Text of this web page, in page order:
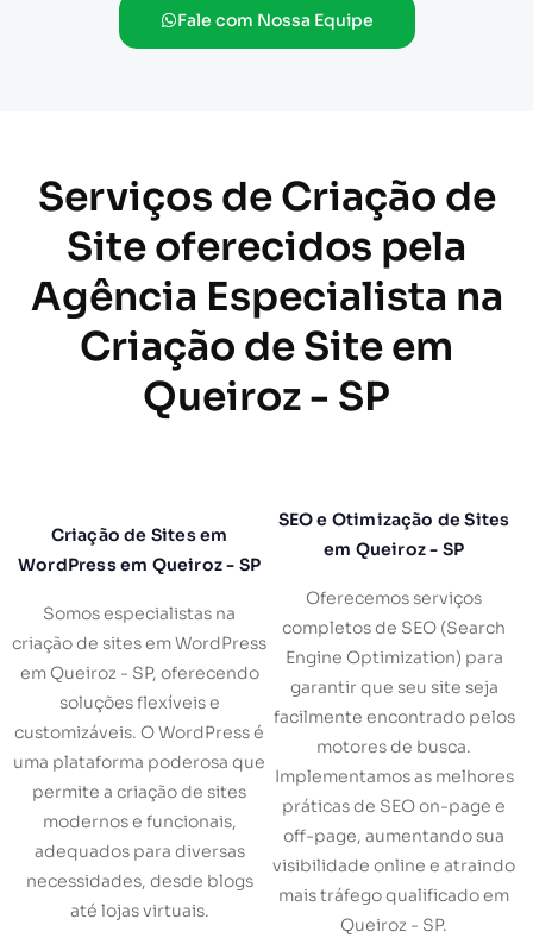
Fale com Nossa Equipe
Serviços de Criação de
Site oferecidos pela
Agência Especialista na
Criação de Site em
Queiroz - SP
Criação de Sites em
WordPress em Queiroz - SP
Somos especialistas na
criação de sites em WordPress
em Queiroz - SP, oferecendo
soluções flexíveis e
customizáveis. O WordPress é
uma plataforma poderosa que
permite a criação de sites
modernos e funcionais,
adequados para diversas
necessidades, desde blogs
até lojas virtuais.
SEO e Otimização de Sites
em Queiroz - SP
Oferecemos serviços
completos de SEO (Search
Engine Optimization) para
garantir que seu site seja
facilmente encontrado pelos
motores de busca.
Implementamos as melhores
práticas de SEO on-page e
off-page, aumentando sua
visibilidade online e atraindo
mais tráfego qualificado em
Queiroz - SP.